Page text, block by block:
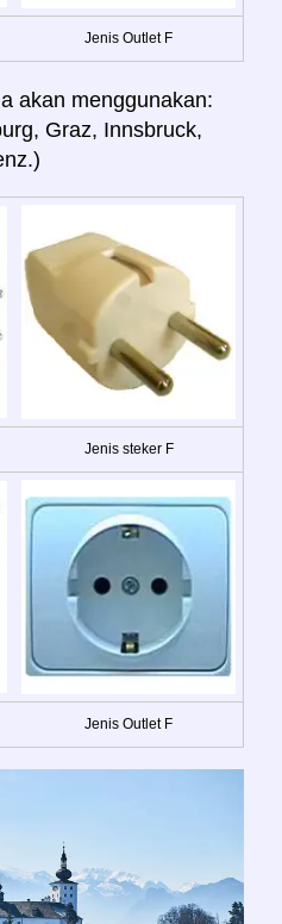
Jenis Outlet F
akan menggunakan:
Graz, Innsbruck,
Jenis steker F
Jenis Outlet F